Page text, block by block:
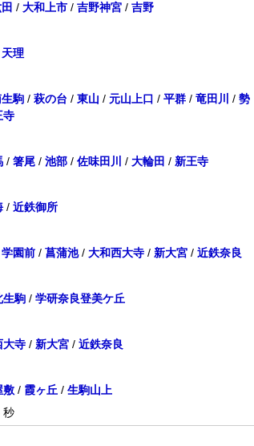
/ 大和上市 / 吉野神宮 / 吉野
天理
駒 / 萩の台 / 東山 / 元山上口 / 平群 / 竜田川 / 勢
寺
/ 箸尾 / 池部 / 佐味田川 / 大輪田 / 新王寺
/ 近鉄御所
学園前 / 菖蒲池/ 大和西大寺 / 新大宮 / 近鉄奈良
生駒 / 学研奈良登美ケ丘
大寺 / 新大宮 / 近鉄奈良
敷 / 霞ヶ丘 / 生駒山上
秒